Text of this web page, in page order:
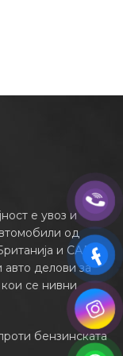
е увоз и
од
и САД,
делови за
се нивни
бензинската